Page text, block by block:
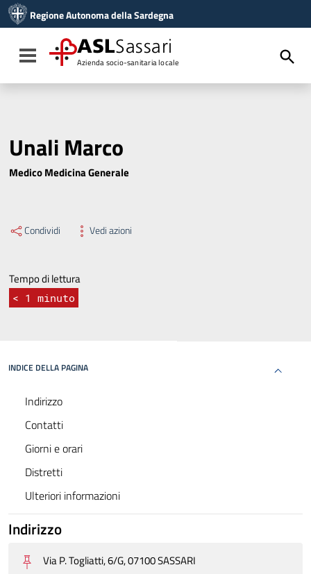
Vai al menu di navigazione
Vai al footer
Regione Autonoma della Sardegna
Toggle navigation
ASLSassari
Azienda socio-sanitaria locale
Unali Marco
Medico Medicina Generale
Condividi Vedi azioni
Tempo di lettura
< 1 minuto
INDICE DELLA PAGINA
Indirizzo
Contatti
Giorni e orari
Distretti
Ulteriori informazioni
Indirizzo
Via P. Togliatti, 6/G, 07100 SASSARI